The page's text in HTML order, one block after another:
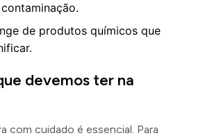
de produtos químicos que
devemos ter na
com cuidado é essencial. Para